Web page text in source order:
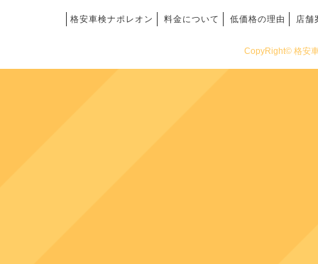
格安車検ナポレオン 料金について 低価格の理由 店舗
CopyRight© 格安